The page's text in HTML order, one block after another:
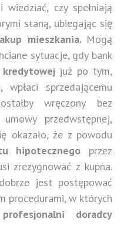
wiedziać, czy spełniają
staną, ubiegając się
mieszkania. Mogą
sytuacje, gdy bank
kredytowejjuż po tym,
sprzedającemu
wręczony bez
przedwstępnej,
okazało, że z powodu
hipotecznego przez
zrezygnować z kupna.
jest postępować
procedurami, w których
profesjonalni
doradcy